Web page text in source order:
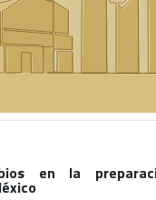
en la